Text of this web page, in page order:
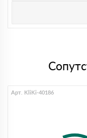
Арт. KliKi-40186